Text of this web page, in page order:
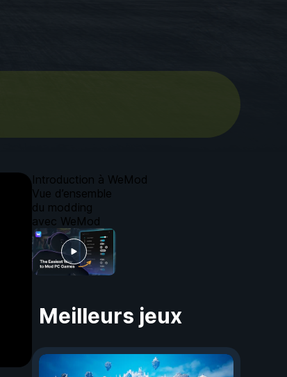
Introduction à WeMod
Vue d’ensemble
du modding
avec WeMod
Meilleurs jeux